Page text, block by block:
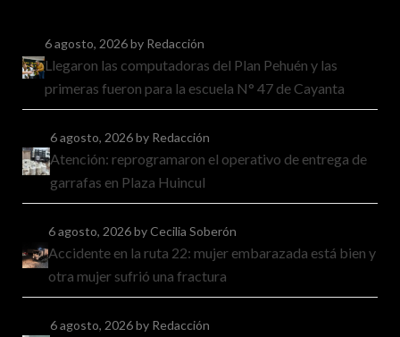
6 agosto, 2026by Redacción
Llegaron las computadoras del Plan Pehuén y las
primeras fueron para la escuela N° 47 de Cayanta
6 agosto, 2026by Redacción
Atención: reprogramaron el operativo de entrega de
garrafas en Plaza Huincul
6 agosto, 2026by Cecilia Soberón
Accidente en la ruta 22: mujer embarazada está bien y
otra mujer sufrió una fractura
6 agosto, 2026by Redacción